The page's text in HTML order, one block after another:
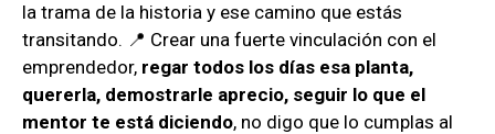
la trama de la historia y ese camino que estás
transitando. 📍 Crear una fuerte vinculación con el
emprendedor, regar todos los días esa planta,
quererla, demostrarle aprecio, seguir lo que el
mentor te está diciendo, no digo que lo cumplas al